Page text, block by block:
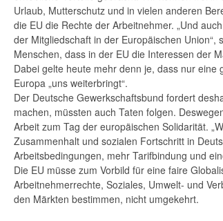
Urlaub, Mutterschutz und in vielen anderen
die EU die Rechte der Arbeitnehmer. „Und
der Mitgliedschaft in der Europäischen
Menschen, dass in der EU die Interessen der
Dabei gelte heute mehr denn je, dass nur
Europa „uns weiterbringt“.
Der Deutsche Gewerkschaftsbund fordert
machen, müssten auch Taten folgen.
Arbeit zum Tag der europäischen Solidarität.
Zusammenhalt und sozialen Fortschritt in
Arbeitsbedingungen, mehr Tarifbindung und
Die EU müsse zum Vorbild für eine faire
Arbeitnehmerrechte, Soziales, Umwelt- und
den Märkten bestimmen, nicht umgekehrt.